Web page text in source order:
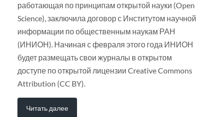
работающая по принципам открытой науки (Open
Science), заключила договор с Институтом научной
информации по общественным наукам РАН
(ИНИОН). Начиная с февраля этого года ИНИОН
будет размещать свои журналы в открытом
доступе по открытой лицензии Creative Commons
Attribution (CC BY).
Читать далее